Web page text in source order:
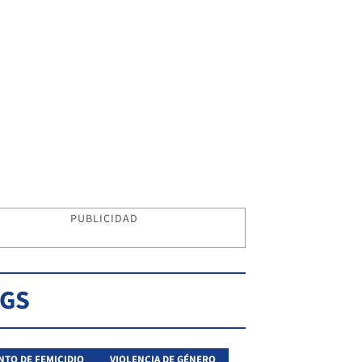
PUBLICIDAD